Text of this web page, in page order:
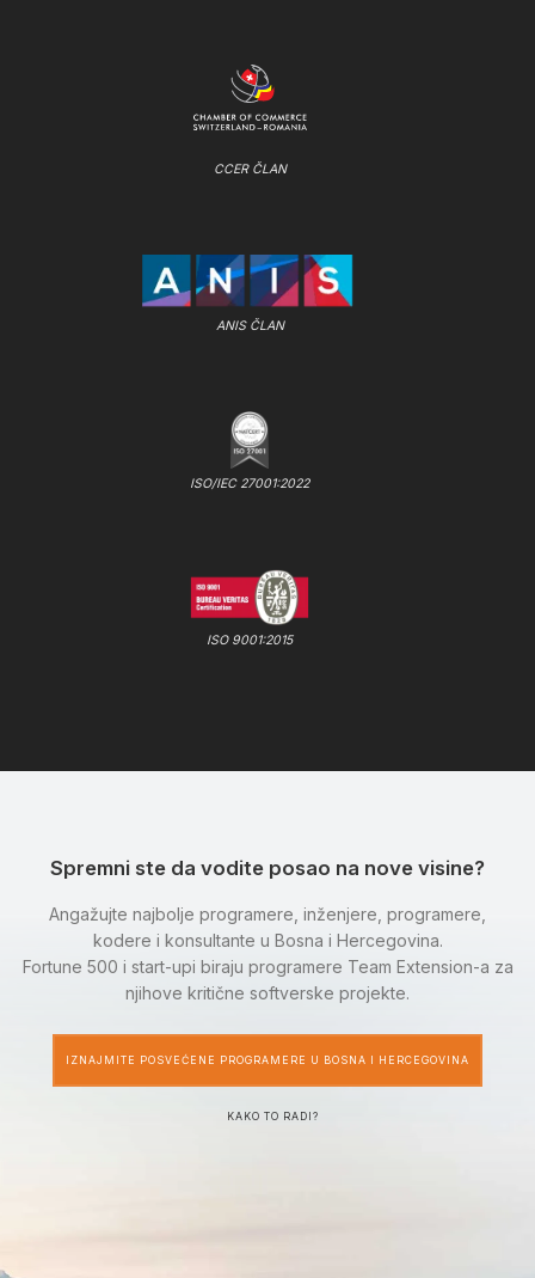
CCER ČLAN
ANIS ČLAN
ISO/IEC 27001:2022
ISO 9001:2015
Spremni ste da vodite posao na nove visine?
Angažujte najbolje programere, inženjere, programere,
kodere i konsultante u Bosna i Hercegovina.
Fortune 500 i start-upi biraju programere Team Extension-a za
njihove kritične softverske projekte.
IZNAJMITE POSVEĆENE PROGRAMERE U BOSNA I HERCEGOVINA
KAKO TO RADI?